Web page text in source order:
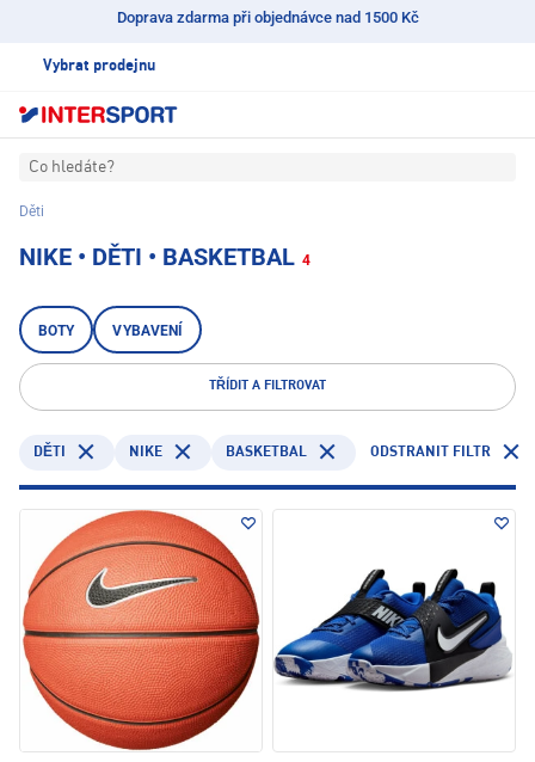
Doprava zdarma při objednávce nad 1500 Kč
Vybrat prodejnu
Co hledáte?
Děti
NIKE • DĚTI • BASKETBAL 4
BOTY VYBAVENÍ
TŘÍDIT A FILTROVAT
DĚTI NIKE BASKETBAL ODSTRANIT FILTR